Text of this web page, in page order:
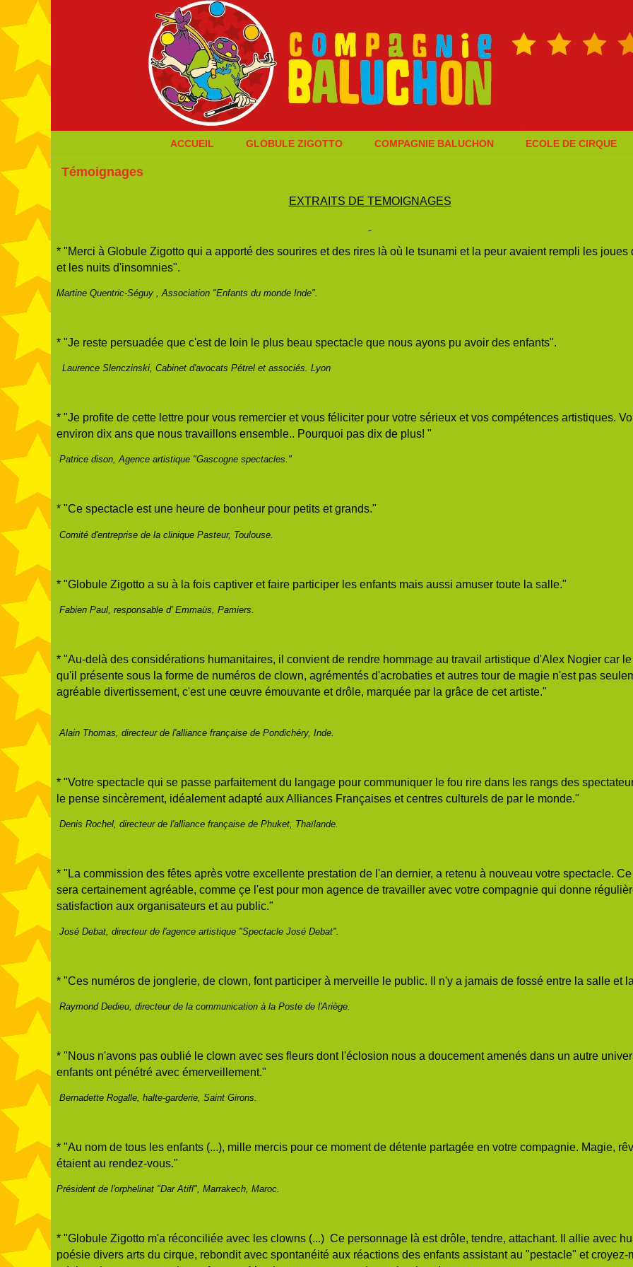
ACCUEIL GLOBULE ZIGOTTO COMPAGNIE BALUCHON ECOLE DE CIRQUE
Témoignages
EXTRAITS DE TEMOIGNAGES
* "Merci à Globule Zigotto qui a apporté des sourires et des rires là où le tsunami et la peur avaient rempli les joues
et les nuits d'insomnies".
Martine Quentric-Séguy , Association "Enfants du monde Inde".
* "Je reste persuadée que c'est de loin le plus beau spectacle que nous ayons pu avoir des enfants".
Laurence Slenczinski, Cabinet d'avocats Pétrel et associés. Lyon
* "Je profite de cette lettre pour vous remercier et vous féliciter pour votre sérieux et vos compétences artistiques.
environ dix ans que nous travaillons ensemble.. Pourquoi pas dix de plus! "
Patrice dison, Agence artistique "Gascogne spectacles."
* "Ce spectacle est une heure de bonheur pour petits et grands."
Comité d'entreprise de la clinique Pasteur, Toulouse.
* "Globule Zigotto a su à la fois captiver et faire participer les enfants mais aussi amuser toute la salle."
Fabien Paul, responsable d' Emmaüs, Pamiers.
* "Au-delà des considérations humanitaires, il convient de rendre hommage au travail artistique d'Alex Nogier car
qu'il présente sous la forme de numéros de clown, agrémentés d'acrobaties et autres tour de magie n'est pas
agréable divertissement, c'est une œuvre émouvante et drôle, marquée par la grâce de cet
Alain Thomas, directeur de l'alliance française de Pondichéry, Inde.
* "Votre spectacle qui se passe parfaitement du langage pour communiquer le fou rire dans les rangs des
le pense sincèrement, idéalement adapté aux Alliances Françaises et centres culturels de par le monde."
Denis Rochel, directeur de l'alliance française de Phuket, Thaïlande.
* "La commission des fêtes après votre excellente prestation de l'an dernier, a retenu à nouveau votre spectacle.
sera certainement agréable, comme çe l'est pour mon agence de travailler avec votre compagnie qui donne
satisfaction aux organisateurs et au public."
José Debat, directeur de l'agence artistique "Spectacle José Debat".
* "Ces numéros de jonglerie, de clown, font participer à merveille le public. Il n'y a jamais de fossé entre la salle et
Raymond Dedieu, directeur de la communication à la Poste de l'Ariège.
* "Nous n'avons pas oublié le clown avec ses fleurs dont l'éclosion nous a doucement amenés dans un autre
enfants ont pénétré avec émerveillement."
Bernadette Rogalle, halte-garderie, Saint Girons.
* "Au nom de tous les enfants (...), mille mercis pour ce moment de détente partagée en votre compagnie. Magie,
étaient au rendez-vous."
Président de l'orphelinat "Dar Atifl", Marrakech, Maroc.
* "Globule Zigotto m'a réconciliée avec les clowns (...) Ce personnage là est drôle, tendre, attachant. Il allie avec
poésie divers arts du cirque, rebondit avec spontanéité aux réactions des enfants assistant au "pestacle" et croyez-